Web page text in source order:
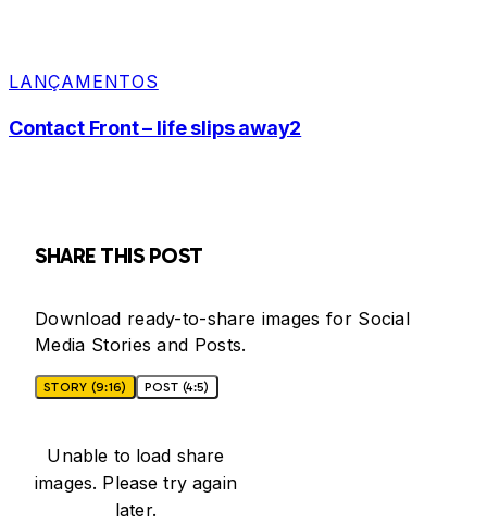
LANÇAMENTOS
Contact Front – life slips away2
SHARE THIS POST
Download ready-to-share images for Social
Media Stories and Posts.
STORY (9:16) POST (4:5)
Unable to load share
images. Please try again
later.